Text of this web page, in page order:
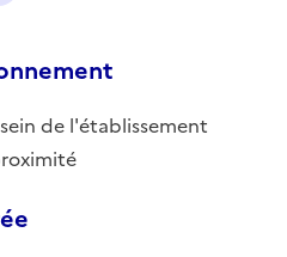
de l'établissement